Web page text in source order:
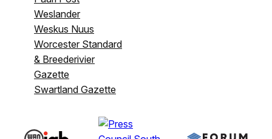
Weslander
Weskus Nuus
Worcester Standard
& Breederivier
Gazette
Swartland Gazette